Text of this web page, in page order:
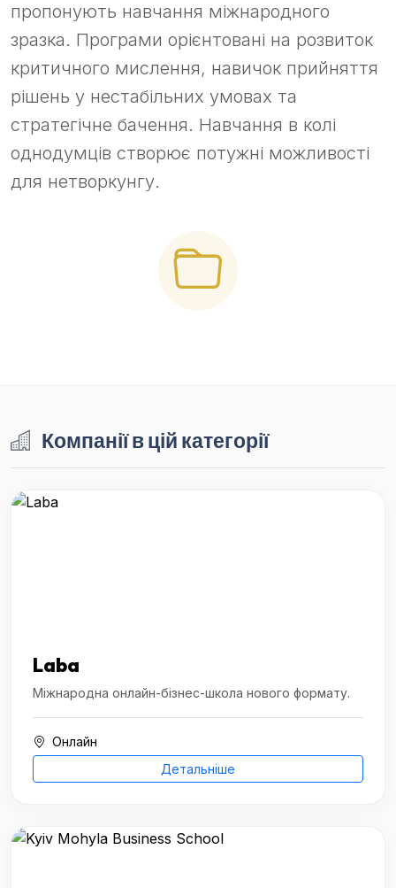
пропонують навчання міжнародного
зразка. Програми орієнтовані на розвиток
критичного мислення, навичок прийняття
рішень у нестабільних умовах та
стратегічне бачення. Навчання в колі
однодумців створює потужні можливості
для нетворкунгу.
Компанії в цій категорії
Laba
Міжнародна онлайн-бізнес-школа нового формату.
Онлайн
Детальніше